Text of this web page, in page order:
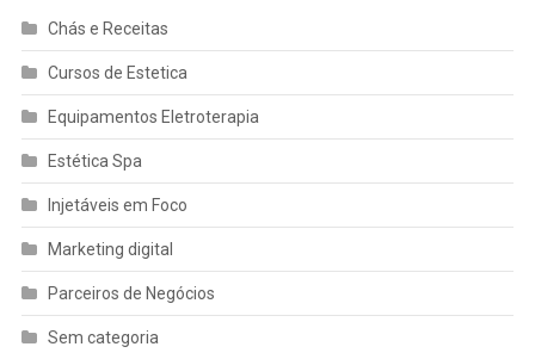
Chás e Receitas
Cursos de Estetica
Equipamentos Eletroterapia
Estética Spa
Injetáveis em Foco
Marketing digital
Parceiros de Negócios
Sem categoria